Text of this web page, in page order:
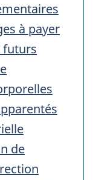
à payer
futurs
de